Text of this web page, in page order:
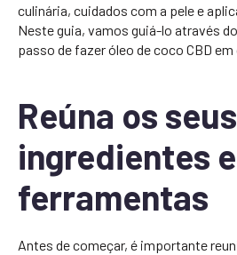
culinária, cuidados com a pele e
Neste guia, vamos guiá-lo através
passo de fazer óleo de coco CBD em
Reúna os seus
ingredientes e
ferramentas
Antes de começar, é importante